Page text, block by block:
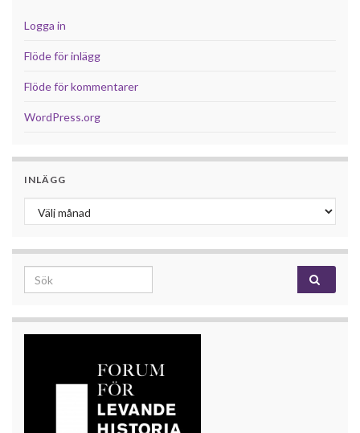
Logga in
Flöde för inlägg
Flöde för kommentarer
WordPress.org
INLÄGG
Inlägg
Search for: